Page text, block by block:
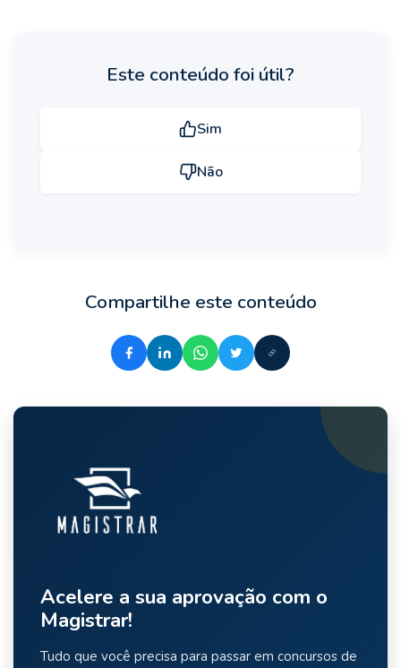
Este conteúdo foi útil?
Sim
Não
Compartilhe este conteúdo
Acelere a sua aprovação com o
Magistrar!
Tudo que você precisa para passar em concursos de